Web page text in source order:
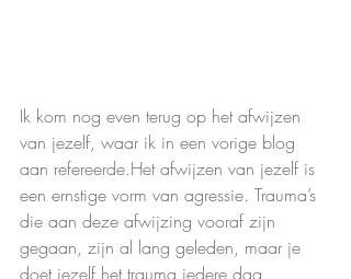
Ik kom nog even terug op het afwijzen
van jezelf, waar ik in een vorige blog
aan refereerde.Het afwijzen van jezelf is
een ernstige vorm van agressie. Trauma’s
die aan deze afwijzing vooraf zijn
gegaan, zijn al lang geleden, maar je
doet jezelf het trauma iedere dag